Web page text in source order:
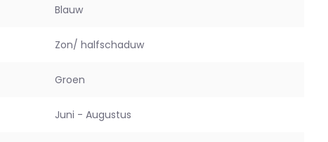
Blauw
Zon/ halfschaduw
Groen
Juni - Augustus